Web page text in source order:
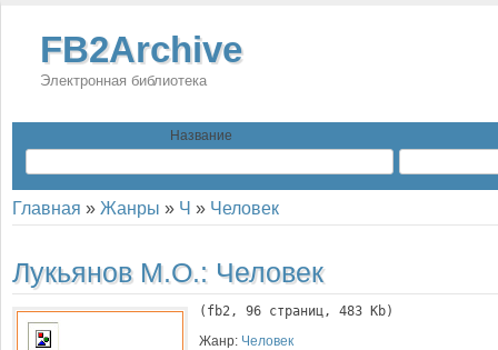
FB2Archive
Электронная библиотека
Название
Главная » Жанры » Ч » Человек
Лукьянов М.О.: Человек
( fb2, 96 страниц, 483 Kb)
Жанр: Человек